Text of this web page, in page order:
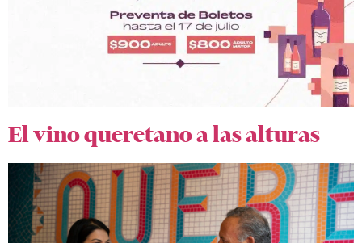
El vino queretano a las alturas